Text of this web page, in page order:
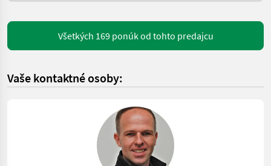
Všetkých 169 ponúk od tohto predajcu
Vaše kontaktné osoby: